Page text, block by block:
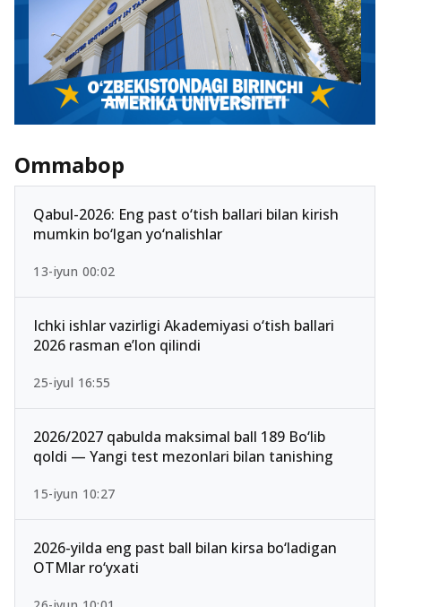
Ommabop
Qabul-2026: Eng past o‘tish ballari bilan kirish
mumkin bo‘lgan yo‘nalishlar
13-iyun 00:02
Ichki ishlar vazirligi Akademiyasi o‘tish ballari
2026 rasman e’lon qilindi
25-iyul 16:55
2026/2027 qabulda maksimal ball 189 Bo‘lib
qoldi — Yangi test mezonlari bilan tanishing
15-iyun 10:27
2026-yilda eng past ball bilan kirsa bo‘ladigan
OTMlar ro‘yxati